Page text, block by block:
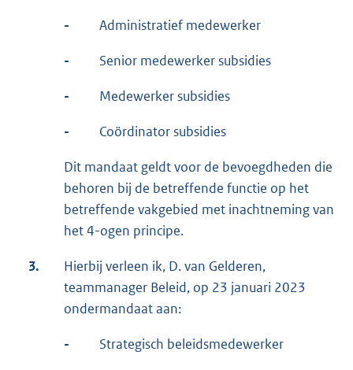
- Administratief medewerker
- Senior medewerker subsidies
- Medewerker subsidies
- Coördinator subsidies
Dit mandaat geldt voor de bevoegdheden die
behoren bij de betreffende functie op het
betreffende vakgebied met inachtneming van
het 4-ogen principe.
3.
Hierbij verleen ik, D. van Gelderen,
teammanager Beleid, op 23 januari 2023
ondermandaat aan:
- Strategisch beleidsmedewerker